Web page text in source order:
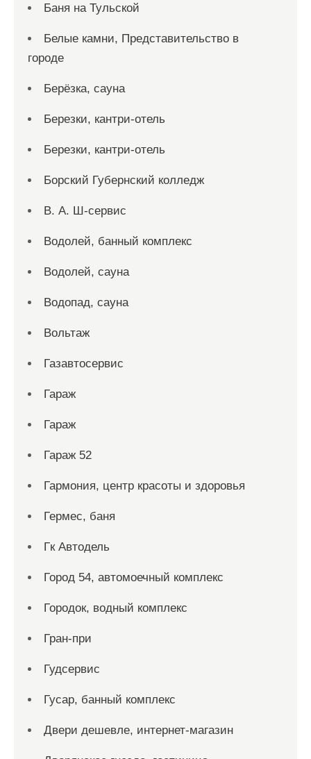
Баня на Тульской
Белые камни, Представительство в
городе
Берёзка, сауна
Березки, кантри-отель
Березки, кантри-отель
Борский Губернский колледж
В. А. Ш-сервис
Водолей, банный комплекс
Водолей, сауна
Водопад, сауна
Вольтаж
Газавтосервис
Гараж
Гараж
Гараж 52
Гармония, центр красоты и здоровья
Гермес, баня
Гк Автодель
Город 54, автомоечный комплекс
Городок, водный комплекс
Гран-при
Гудсервис
Гусар, банный комплекс
Двери дешевле, интернет-магазин